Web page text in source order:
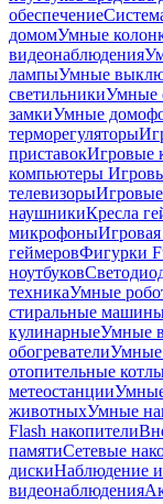
обеспечение
домомУмные
видеонаблюдения
лампыУмные
светильникиУмные
замкиУмные
терморегуляторы
приставокИгровые
компьютеры
телевизоры
наушникиКресла
микрофоны
геймеровФигурки
ноутбуков
техникаУмные
стиральные
кулинарныеУмные
обогревателиУмные
отопительные
метеостанции
животныхУмные
Flash накопители
памятиСетевые
дискиНаблюдение и
видеонаблюдения